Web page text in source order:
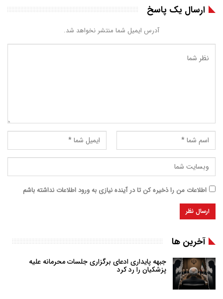
ارسال یک پاسخ
آدرس ایمیل شما منتشر نخواهد شد.
اطلاعات من را ذخیره کن تا در آینده نیازی به ورود اطلاعات نداشته باشم
آخرین ها
جبهه پایداری ادعای برگزاری جلسات محرمانه علیه
پزشکیان را رد کرد